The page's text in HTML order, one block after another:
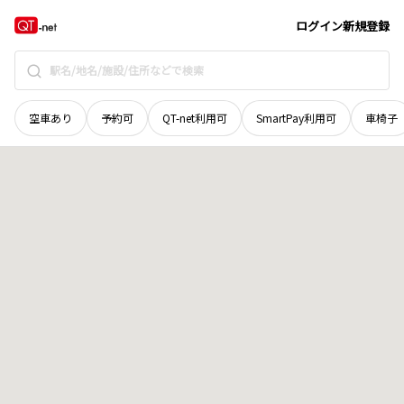
ログイン新規登録
空車あり 予約可 QT-net利用可 SmartPay利用可 車椅子
京都府